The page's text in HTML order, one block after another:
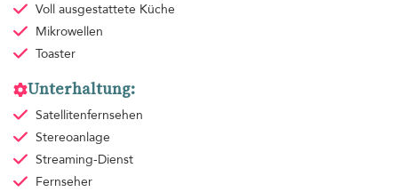
Voll ausgestattete Küche
Mikrowellen
Toaster
Unterhaltung:
Satellitenfernsehen
Stereoanlage
Streaming-Dienst
Fernseher